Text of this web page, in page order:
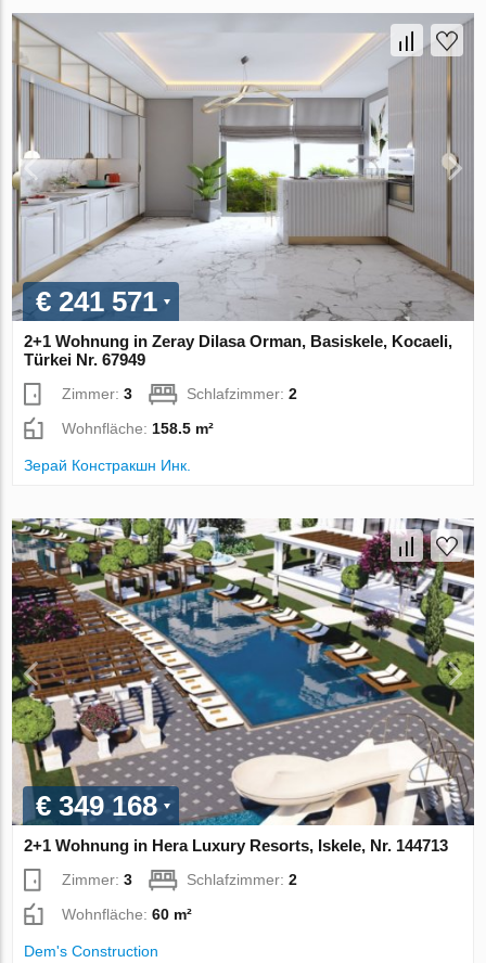
€ 241 571
2+1 Wohnung in Zeray Dilasa Orman, Basiskele, Kocaeli,
Türkei Nr. 67949
Zimmer:3 Schlafzimmer:2
Wohnfläche: 158.5 m²
Зерай Констракшн Инк.
€ 349 168
2+1 Wohnung in Hera Luxury Resorts, Iskele, Nr. 144713
Zimmer:3 Schlafzimmer:2
Wohnfläche:60 m²
Dem's Construction